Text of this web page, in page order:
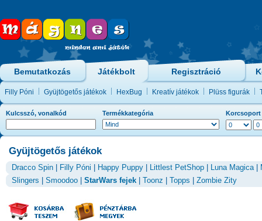
Bemutatkozás Játékbolt Regisztráció
Filly Póni Gyüjtögetős játékok HexBug Kreatív játékok Plüss figurák
Kulcsszó, vonalkód Termékkategória Korcsoport
Gyüjtögetős játékok
Dracco Spin Filly Póni Happy Puppy Littlest PetShop Luna Magica|
Slingers
Smoodoo StarWars fejek Toonz Topps Zombie Zity